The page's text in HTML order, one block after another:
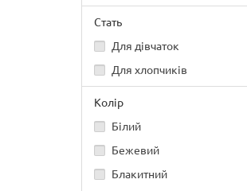
Стать
Для дівчаток
Для хлопчиків
Колір
Білий
Бежевий
Блакитний